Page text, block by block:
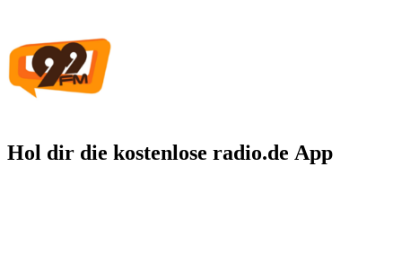
Hol dir die kostenlose radio.de App